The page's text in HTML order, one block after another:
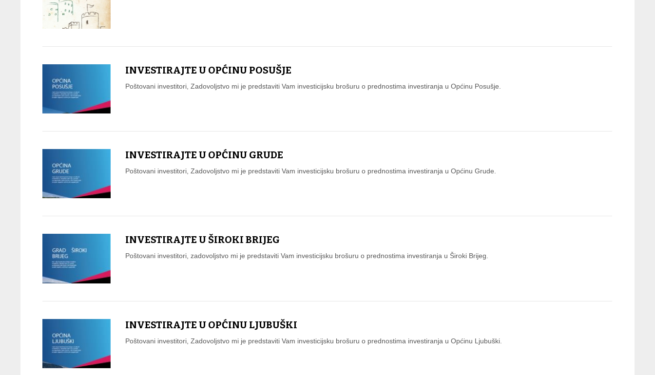
INVESTIRAJTE U OPĆINU POSUŠJE
Poštovani investitori, Zadovoljstvo mi je predstaviti Vam investicijsku brošuru o prednostima investiranja u Općinu Posušje.
INVESTIRAJTE U OPĆINU GRUDE
Poštovani investitori, Zadovoljstvo mi je predstaviti Vam investicijsku brošuru o prednostima investiranja u Općinu Grude.
INVESTIRAJTE U ŠIROKI BRIJEG
Poštovani investitori, zadovoljstvo mi je predstaviti Vam investicijsku brošuru o prednostima investiranja u Široki Brijeg.
INVESTIRAJTE U OPĆINU LJUBUŠKI
Poštovani investitori, Zadovoljstvo mi je predstaviti Vam investicijsku brošuru o prednostima investiranja u Općinu Ljubuški.